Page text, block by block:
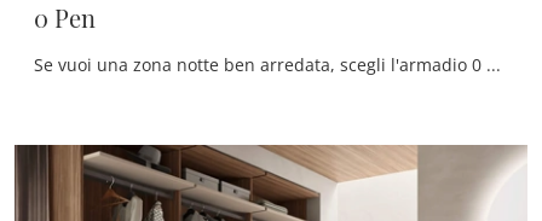
0 Pen
Se vuoi una zona notte ben arredata, scegli l'armadio 0 Pen con ante scorrevoli di Maronese!